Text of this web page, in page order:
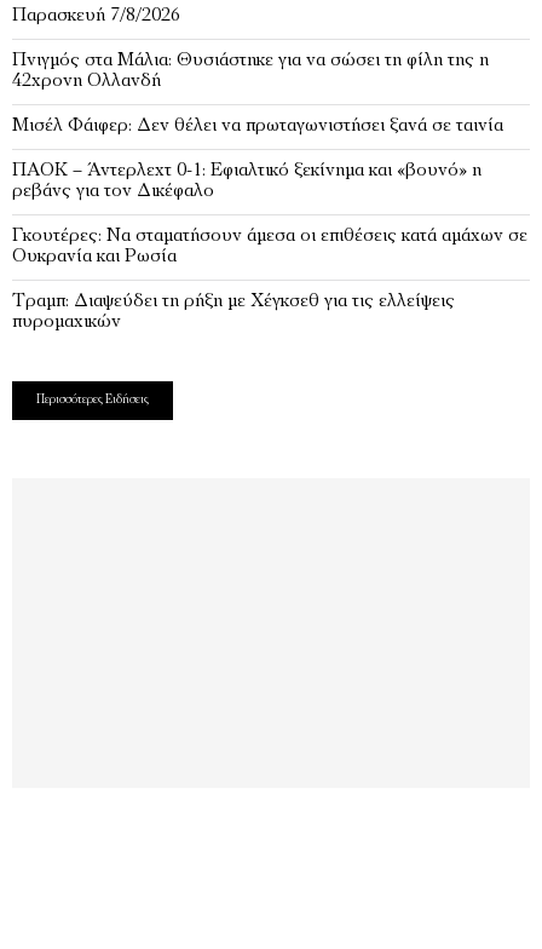
Παρασκευή 7/8/2026
Πνιγμός στα Μάλια: Θυσιάστηκε για να σώσει τη φίλη της η
42χρονη Ολλανδή
Μισέλ Φάιφερ: Δεν θέλει να πρωταγωνιστήσει ξανά σε ταινία
ΠΑΟΚ – Άντερλεχτ 0-1: Εφιαλτικό ξεκίνημα και «βουνό» η
ρεβάνς για τον Δικέφαλο
Γκουτέρες: Να σταματήσουν άμεσα οι επιθέσεις κατά αμάχων σε
Ουκρανία και Ρωσία
Τραμπ: Διαψεύδει τη ρήξη με Χέγκσεθ για τις ελλείψεις
πυρομαχικών
Περισσότερες Ειδήσεις